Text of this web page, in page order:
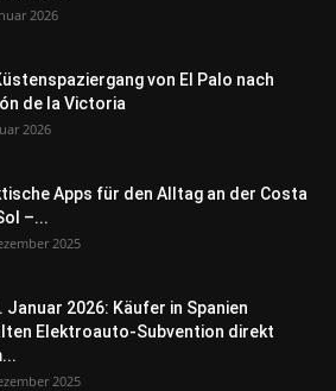
2026
von El Palo nach
de la Victoria
2026
Apps für den Alltag an der Costa
–...
2025
Januar 2026: Käufer in Spanien
Elektroauto-Subvention direkt
2025